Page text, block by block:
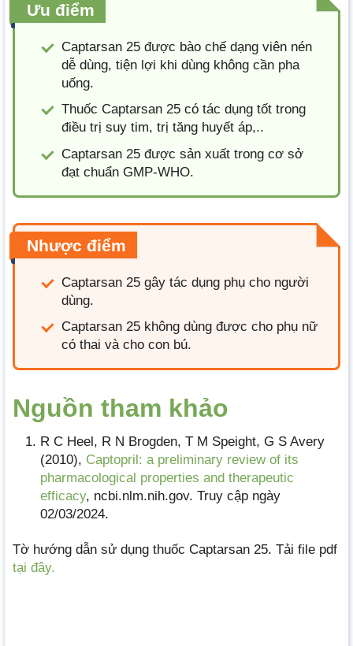
Ưu điểm
Captarsan 25 được bào chế dạng viên nén
dễ dùng, tiện lợi khi dùng không cần pha
uống.
Thuốc Captarsan 25 có tác dụng tốt trong
điều trị suy tim, trị tăng huyết áp,..
Captarsan 25 được sản xuất trong cơ sở
đạt chuẩn GMP-WHO.
Nhược điểm
Captarsan 25 gây tác dụng phụ cho người
dùng.
Captarsan 25 không dùng được cho phụ nữ
có thai và cho con bú.
Nguồn tham khảo
R C Heel, R N Brogden, T M Speight, G S Avery
(2010), Captopril: a preliminary review of its
pharmacological properties and therapeutic
efficacy, ncbi.nlm.nih.gov. Truy cập ngày
02/03/2024.
Tờ hướng dẫn sử dụng thuốc Captarsan 25. Tải file pdf
tại đây.